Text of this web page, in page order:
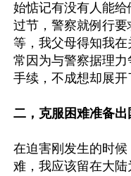
始惦记有没有人能
过节，警察就例行
等，我父母得知我
常因为与警察据理
手续，不成想却展
二，克服困难准备出
在迫害刚发生的时
难，我应该留在大